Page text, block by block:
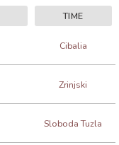
TIME
Cibalia
Zrinjski
Sloboda Tuzla